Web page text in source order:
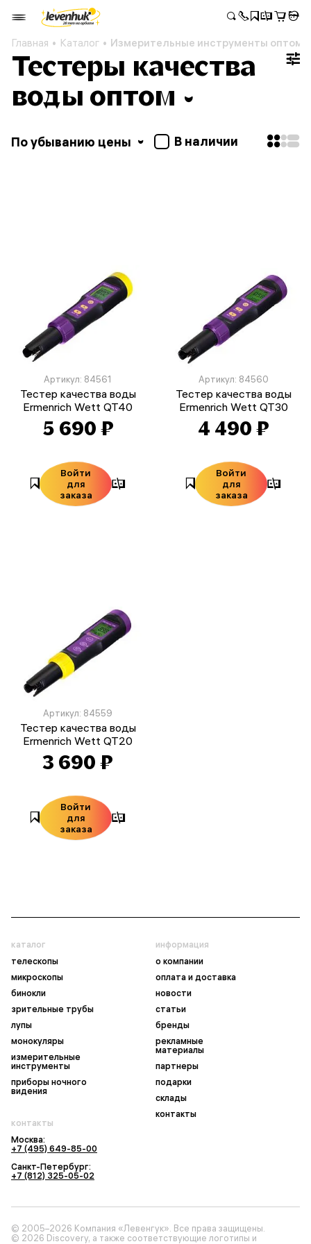
Главная Каталог Измерительные инструменты оптом
Тестеры качества
воды оптом
По убыванию цены В наличии
Артикул: 84561
Тестер качества воды
Ermenrich Wett QT40
5 690 ₽
Войти
для
заказа
Артикул: 84560
Тестер качества воды
Ermenrich Wett QT30
4 490 ₽
Войти
для
заказа
Артикул: 84559
Тестер качества воды
Ermenrich Wett QT20
3 690 ₽
Войти
для
заказа
каталог
телескопы
микроскопы
бинокли
зрительные трубы
лупы
монокуляры
измерительные
инструменты
приборы ночного
видения
информация
о компании
оплата и доставка
новости
статьи
бренды
рекламные
материалы
партнеры
подарки
склады
контакты
контакты
Москва:
+7 (495) 649-85-00
Санкт-Петербург:
+7 (812) 325-05-02
© 2005–2026 Компания «Левенгук». Все права защищены.
© 2026 Discovery, а также соответствующие логотипы и